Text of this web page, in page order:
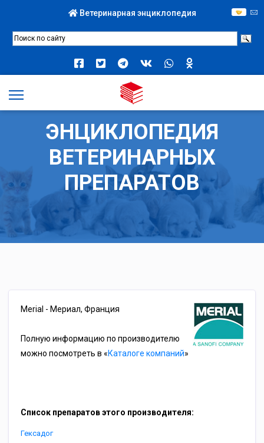
Ветеринарная энциклопедия
ЭНЦИКЛОПЕДИЯ
ВЕТЕРИНАРНЫХ
ПРЕПАРАТОВ
Merial - Мериал, Франция
Полную информацию по производителю
можно посмотреть в «Каталоге компаний»
Список препаратов этого производителя:
Гексадог